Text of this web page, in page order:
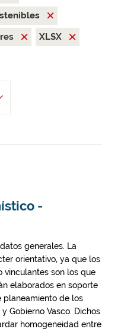
XLSX
-
generales. La
orientativo, ya que los
vinculantes son los que
elaborados en soporte
planeamiento de los
Gobierno Vasco. Dichos
homogeneidad entre